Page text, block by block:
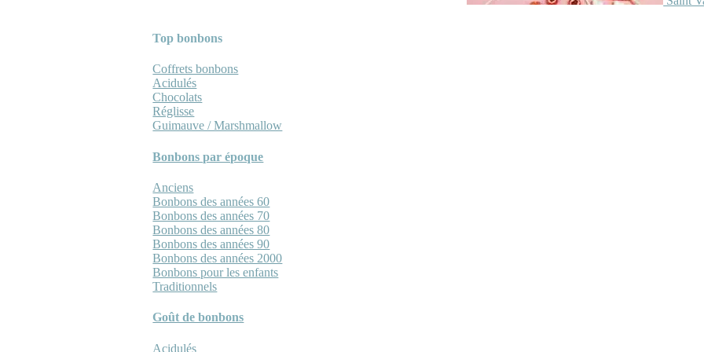
Top bonbons
Coffrets bonbons
Acidulés
Chocolats
Réglisse
Guimauve / Marshmallow
Bonbons par époque
Anciens
Bonbons des années 60
Bonbons des années 70
Bonbons des années 80
Bonbons des années 90
Bonbons des années 2000
Bonbons pour les enfants
Traditionnels
Goût de bonbons
Acidulés